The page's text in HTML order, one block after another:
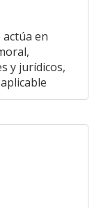
en
y jurídicos,